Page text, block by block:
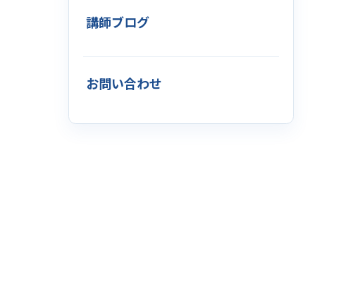
講師ブログ
お問い合わせ